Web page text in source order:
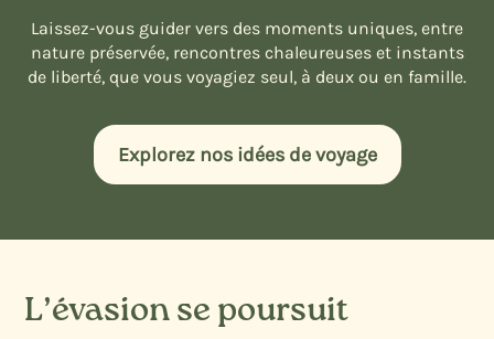
Laissez-vous guider vers des moments uniques, entre
nature préservée, rencontres chaleureuses et instants
de liberté, que vous voyagiez seul, à deux ou en famille.
Explorez nos idées de voyage
L’évasion se poursuit